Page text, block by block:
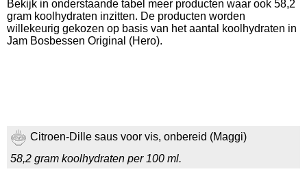
Bekijk in onderstaande tabel meer producten waar ook 58,2
gram koolhydraten inzitten. De producten worden
willekeurig gekozen op basis van het aantal koolhydraten in
Jam Bosbessen Original (Hero).
Citroen-Dille saus voor vis, onbereid (Maggi)
58,2 gram koolhydraten per 100 ml.